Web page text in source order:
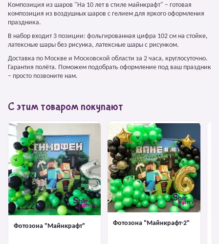
Композиция из шаров "На 10 лет в стиле майнкрафт" – готовая
композиция из воздушных шаров с гелием для яркого оформления
праздника.
В набор входит 3 позиции: фольгированная цифра 102 см на стойке,
латексные шары без рисунка, латексные шары с рисунком.
Доставка по Москве и Московской области за 2 часа, круглосуточно.
Гарантия полёта. Поможем подобрать оформление под ваш праздник
– просто позвоните нам.
С этим товаром покупают
Фотозона "Майнкрафт" Фотозона "Майнкрафт-2"